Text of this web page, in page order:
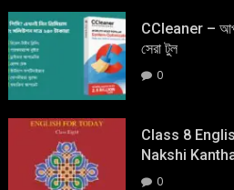
CCleaner –
সেরা টুল
0
Class 8
Nakshi
0